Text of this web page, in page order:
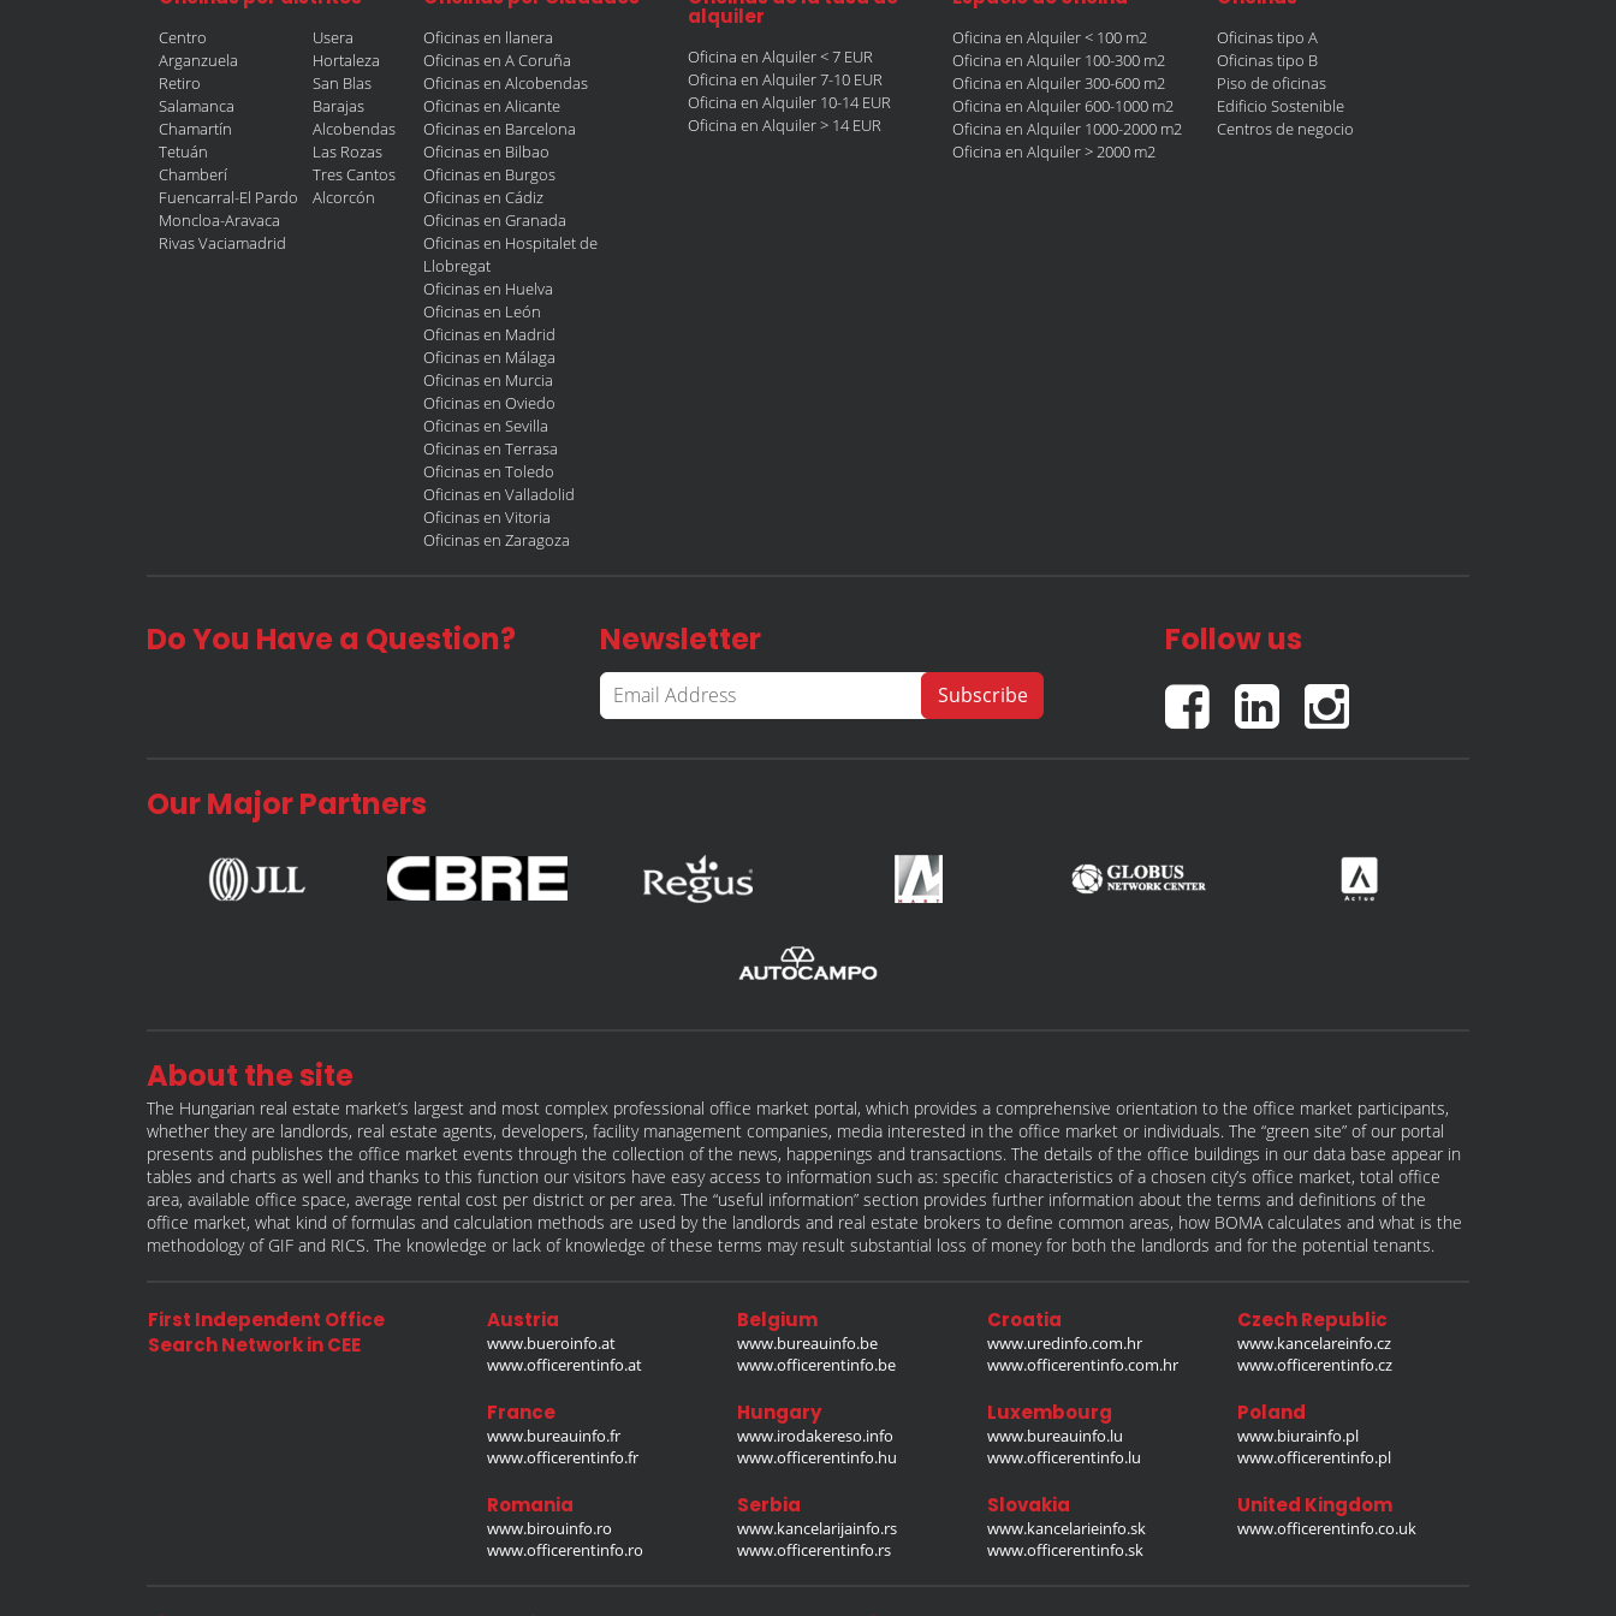
Centro
Arganzuela
Retiro
Salamanca
Chamartín
Tetuán
Chamberí
Fuencarral-El Pardo
Moncloa-Aravaca
Rivas Vaciamadrid
Usera
Hortaleza
San Blas
Barajas
Alcobendas
Las Rozas
Tres Cantos
Alcorcón
Oficinas en llanera
Oficinas en A Coruña
Oficinas en Alcobendas
Oficinas en Alicante
Oficinas en Barcelona
Oficinas en Bilbao
Oficinas en Burgos
Oficinas en Cádiz
Oficinas en Granada
Oficinas en Hospitalet de
Llobregat
Oficinas en Huelva
Oficinas en León
Oficinas en Madrid
Oficinas en Málaga
Oficinas en Murcia
Oficinas en Oviedo
Oficinas en Sevilla
Oficinas en Terrasa
Oficinas en Toledo
Oficinas en Valladolid
Oficinas en Vitoria
Oficinas en Zaragoza
alquiler
Oficina en Alquiler < 7 EUR
Oficina en Alquiler 7-10 EUR
Oficina en Alquiler 10-14 EUR
Oficina en Alquiler > 14 EUR
Oficina en Alquiler < 100 m2
Oficina en Alquiler 100-300 m2
Oficina en Alquiler 300-600 m2
Oficina en Alquiler 600-1000 m2
Oficina en Alquiler 1000-2000 m2
Oficina en Alquiler > 2000 m2
Oficinas tipo A
Oficinas tipo B
Piso de oficinas
Edificio Sostenible
Centros de negocio
Do You Have a Question? Newsletter Follow us
Our Major Partners
About the site
The Hungarian real estate market’s largest and most complex professional office market portal, which provides a comprehensive orientation to the office market participants,
whether they are landlords, real estate agents, developers, facility management companies, media interested in the office market or individuals. The “green site” of our portal
presents and publishes the office market events through the collection of the news, happenings and transactions. The details of the office buildings in our data base appear in
tables and charts as well and thanks to this function our visitors have easy access to information such as: specific characteristics of a chosen city’s office market, total office
area, available office space, average rental cost per district or per area. The “useful information” section provides further information about the terms and definitions of the
office market, what kind of formulas and calculation methods are used by the landlords and real estate brokers to define common areas, how BOMA calculates and what is the
methodology of GIF and RICS. The knowledge or lack of knowledge of these terms may result substantial loss of money for both the landlords and for the potential tenants.
First Independent Office
Search Network in CEE
Austria
www.bueroinfo.at
www.officerentinfo.at
Belgium
www.bureauinfo.be
www.officerentinfo.be
Croatia
www.uredinfo.com.hr
www.officerentinfo.com.hr
Czech Republic
www.kancelareinfo.cz
www.officerentinfo.cz
France
www.bureauinfo.fr
www.officerentinfo.fr
Hungary
www.irodakereso.info
www.officerentinfo.hu
Luxembourg
www.bureauinfo.lu
www.officerentinfo.lu
Poland
www.biurainfo.pl
www.officerentinfo.pl
Romania
www.birouinfo.ro
www.officerentinfo.ro
Serbia
www.kancelarijainfo.rs
www.officerentinfo.rs
Slovakia
www.kancelarieinfo.sk
www.officerentinfo.sk
United Kingdom
www.officerentinfo.co.uk